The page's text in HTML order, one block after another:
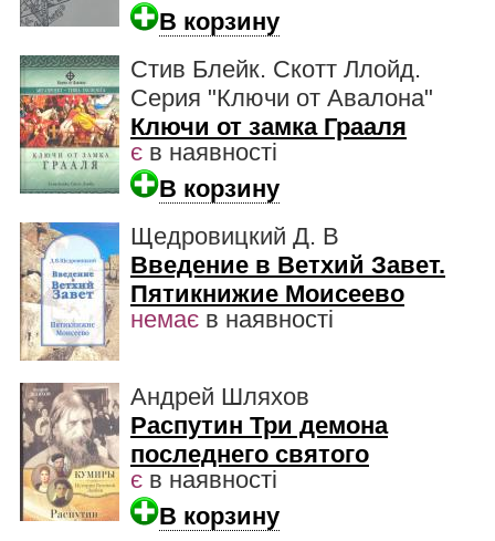
В корзину
Стив Блейк. Скотт Ллойд.
Серия "Ключи от Авалона"
Ключи от замка Грааля
є в наявності
В корзину
Щедровицкий Д. В
Введение в Ветхий Завет.
Пятикнижие Моисеево
немає в наявності
Андрей Шляхов
Распутин Три демона
последнего святого
є в наявності
В корзину